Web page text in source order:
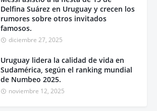
Delfina Suárez en Uruguay y crecen los
rumores sobre otros invitados
famosos.
diciembre 27, 2025
Uruguay lidera la calidad de vida en
Sudamérica, según el ranking mundial
de Numbeo 2025.
noviembre 12, 2025